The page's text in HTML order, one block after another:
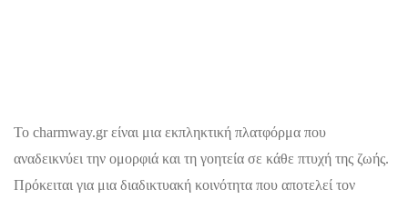
Το charmway.gr είναι μια εκπληκτική πλατφόρμα που
αναδεικνύει την ομορφιά και τη γοητεία σε κάθε πτυχή της ζωής.
Πρόκειται για μια διαδικτυακή κοινότητα που αποτελεί τον